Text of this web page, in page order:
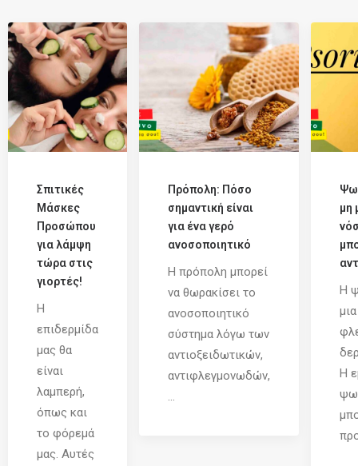
Σπιτικές
Μάσκες
Προσώπου
για λάμψη
τώρα στις
γιορτές!
Η
επιδερμίδα
μας θα
είναι
λαμπερή,
όπως και
το φόρεμά
μας. Αυτές
Πρόπολη: Πόσο
σημαντική είναι
για ένα γερό
ανοσοποιητικό
Η πρόπολη μπορεί
να θωρακίσει το
ανοσοποιητικό
σύστημα λόγω των
αντιοξειδωτικών,
αντιφλεγμονωδών,
μη
Η
Η